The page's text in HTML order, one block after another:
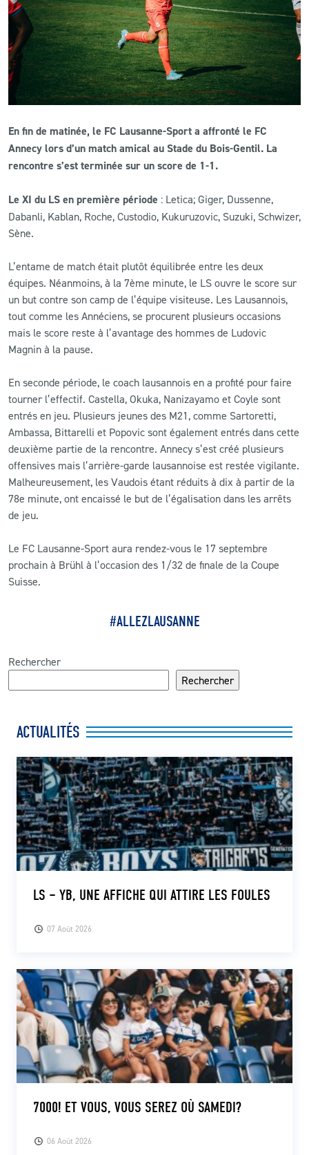
CLUB
CONTACT
ACTUALITÉS
LS E-SHOP
L’APP DU LS
MATCH DES CELEBRITES
En fin de matinée, le FC Lausanne-Sport a affronté le FC
Annecy lors d’un match amical au Stade du Bois-Gentil. La
rencontre s’est terminée sur un score de 1-1.
Le XI du LS en première période : Letica; Giger, Dussenne,
Dabanli, Kablan, Roche, Custodio, Kukuruzovic, Suzuki, Schwizer,
Sène.
L’entame de match était plutôt équilibrée entre les deux
équipes. Néanmoins, à la 7ème minute, le LS ouvre le score sur
un but contre son camp de l’équipe visiteuse. Les Lausannois,
tout comme les Annéciens, se procurent plusieurs occasions
mais le score reste à l’avantage des hommes de Ludovic
Magnin à la pause.
En seconde période, le coach lausannois en a profité pour faire
tourner l’effectif. Castella, Okuka, Nanizayamo et Coyle sont
entrés en jeu. Plusieurs jeunes des M21, comme Sartoretti,
Ambassa, Bittarelli et Popovic sont également entrés dans cette
deuxième partie de la rencontre. Annecy s’est créé plusieurs
offensives mais l’arrière-garde lausannoise est restée vigilante.
Malheureusement, les Vaudois étant réduits à dix à partir de la
78e minute, ont encaissé le but de l’égalisation dans les arrêts
de jeu.
Le FC Lausanne-Sport aura rendez-vous le 17 septembre
prochain à Brühl à l’occasion des 1/32 de finale de la Coupe
Suisse.
#ALLEZLAUSANNE
Rechercher
Rechercher
ACTUALITÉS
07 Août 2026
LS – YB, UNE AFFICHE QUI ATTIRE LES FOULES
06 Août 2026
7000! ET VOUS, VOUS SEREZ OÙ SAMEDI?